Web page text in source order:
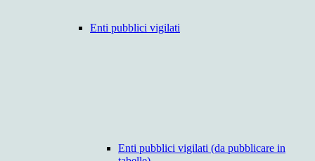
Enti pubblici vigilati
Enti pubblici vigilati (da pubblicare in